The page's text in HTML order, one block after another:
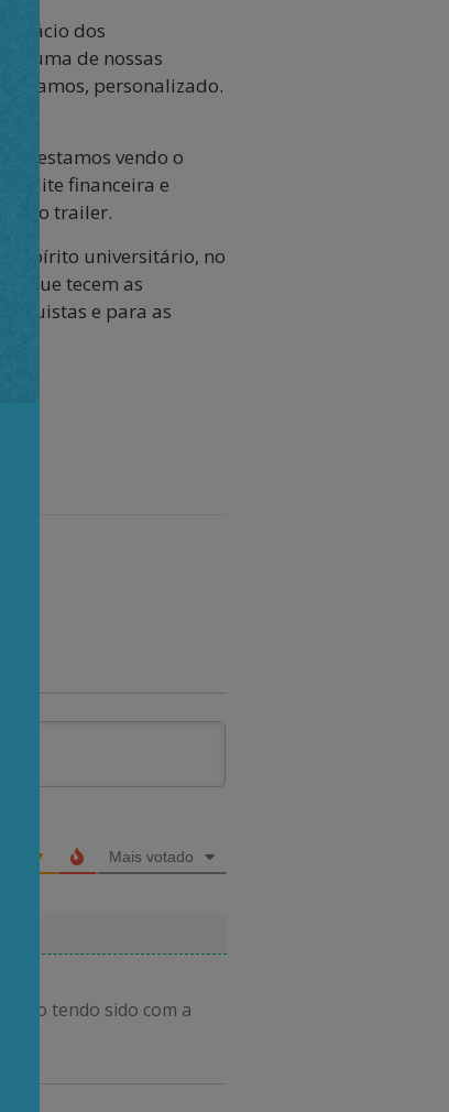
dos
uma de nossas
personalizado.
estamos vendo o
a elite financeira e
ver o trailer.
espírito universitário, no
que tecem as
e para as
Mais votado
e o tendo sido com a